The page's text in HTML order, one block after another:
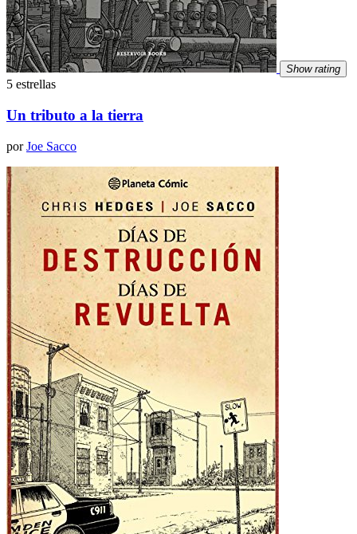
Show rating
5 estrellas
Un tributo a la tierra
porJoe Sacco